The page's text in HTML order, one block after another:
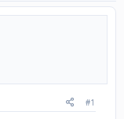
#1